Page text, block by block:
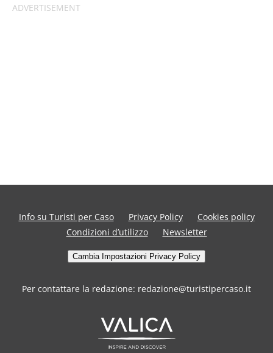
Info su Turisti per Caso Privacy Policy
Cookies policy
Condizioni d’utilizzo
Newsletter
Cambia Impostazioni Privacy Policy
Per contattare la redazione: redazione@turistipercaso.it